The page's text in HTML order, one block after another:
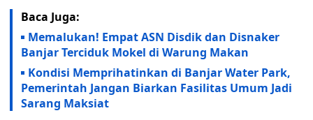
Baca Juga:
Memalukan! Empat ASN Disdik dan Disnaker
Banjar Terciduk Mokel di Warung Makan
Kondisi Memprihatinkan di Banjar Water Park,
Pemerintah Jangan Biarkan Fasilitas Umum Jadi
Sarang Maksiat